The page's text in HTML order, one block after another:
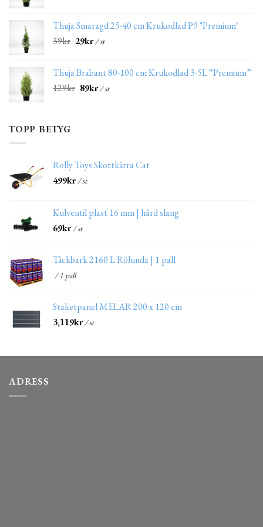
Thuja Smaragd 25-40 cm Krukodlad P9 "Premium"
39kr 29kr/ st
Thuja Brabant 80-100 cm Krukodlad 3-5L “Premium”
129kr 89kr/ st
TOPP BETYG
Rolly Toys Skottkärra Cat
499kr/ st
Kulventil plast 16 mm | hård slang
69kr/ st
Täckbark 2160 L Rölunda | 1 pall
/ 1 pall
Staketpanel MELAR 200 x 120 cm
3,119kr/ st
ADRESS